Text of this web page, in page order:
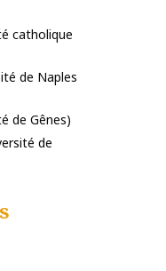
catholique
de Naples
de Gênes)
de